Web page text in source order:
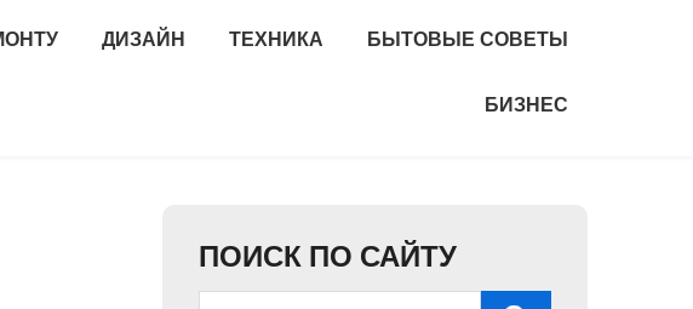
ДИЗАЙН ТЕХНИКА БЫТОВЫЕ СОВЕТЫ
БИЗНЕС
ПОИСК ПО САЙТУ